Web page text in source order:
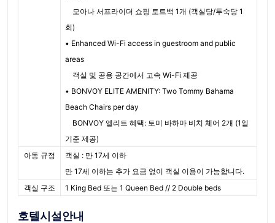
모아나 서프라이더 쇼핑 토트백 1개 (객실당/투숙당 1
회)
• Enhanced Wi-Fi access in guestroom and public
areas
객실 및 공용 공간에서 고속 Wi-Fi 제공
• BONVOY ELITE AMENITY: Two Tommy Bahama
Beach Chairs per day
BONVOY 엘리트 혜택: 토미 바하마 비치 체어 2개 (1일
기준 제공)
아동 규정
객실 : 만 17세 이하
만 17세 이하는 추가 요금 없이 객실 이용이 가능합니다.
객실 구조
1 King Bed 또는 1 Queen Bed // 2 Double beds
호텔시설안내